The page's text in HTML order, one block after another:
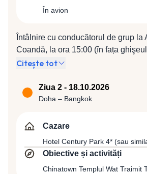
În avion
Întâlnire cu conducătorul de grup la
Coandă, la ora 15:00 (în fața
companiei Qatar Airways). Plecare
Citește tot
Ziua 2 - 18.10.2026
Doha – Bangkok
Cazare
Hotel Century Park 4* (sau
Obiective și activități
Chinatown Templul Wat Traimit